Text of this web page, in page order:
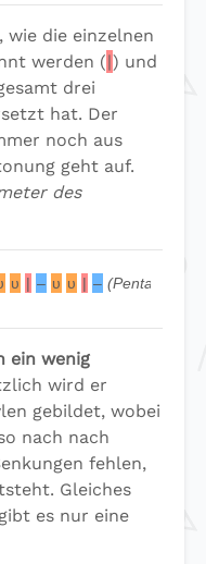
, wie die einzelnen
werden (|) und
drei
hat. Der
noch aus
geht auf.
des
υ | – υ υ | – (Pentameter)
ein wenig
wird er
gebildet, wobei
nach nach
fehlen,
Gleiches
es nur eine